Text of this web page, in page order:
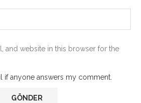
and website in this browser for the
if anyone answers my comment.